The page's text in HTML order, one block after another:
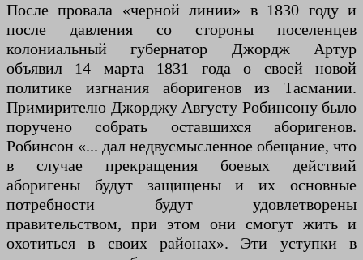
После провала «черной линии» в 1830 году и
после давления со стороны поселенцев
колониальный губернатор Джордж Артур
объявил 14 марта 1831 года о своей новой
политике изгнания аборигенов из Тасмании.
Примирителю Джорджу Августу Робинсону было
поручено собрать оставшихся аборигенов.
Робинсон «... дал недвусмысленное обещание, что
в случае прекращения боевых действий
аборигены будут защищены и их основные
потребности будут удовлетворены
правительством, при этом они смогут жить и
охотиться в своих районах». Эти уступки в